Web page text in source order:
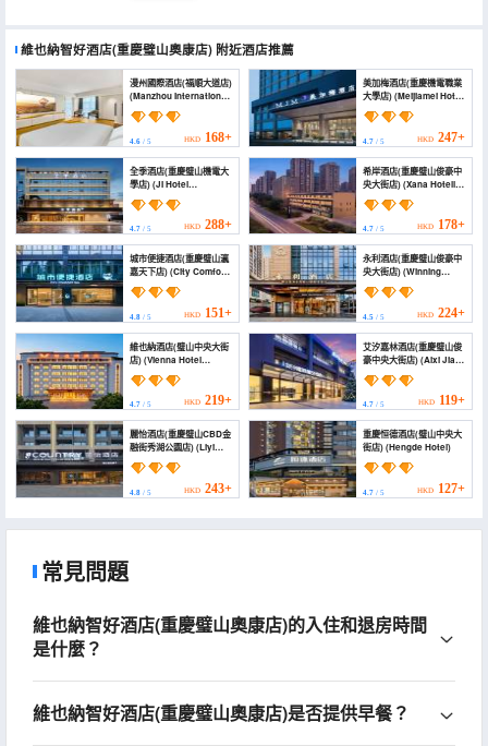
維也納智好酒店(重慶璧山奧康店) 附近酒店推薦
漫州國際酒店(福順大道店)
(Manzhou International
Hotel (Fushun
Avenue))
4.6 / 5 HKD 168+
美加梅酒店(重慶機電職業
大學店) (Meijiamei Hotel
(Lushan Mechanical
And Electrical School))
4.7/ 5 HKD 247+
全季酒店(重慶璧山機電大
學店) (JI Hotel
(Chongqing Bishan
Jidian University))
4.7 / 5 HKD 288+
希岸酒店(重慶璧山俊豪中
央大街店) (Xana Hotelle
(Junhao Central Street,
Bishan Chongqing))
4.7/ 5 HKD 178+
城市便捷酒店(重慶璧山瀛
嘉天下店) (City Comfort
Inn Hotel (Chongqing
Bishan Yingjia Tianxia))
4.8 / 5 HKD 151+
永利酒店(重慶璧山俊豪中
央大街店) (Winning
Hotel (Chongqing
Bishan Junhao Central
4.5/ 5 HKD 224+
維也納酒店(璧山中央大街
店) (Vienna Hotel
(Chongqing
BishanCentral Street ))
4.7 / 5 HKD 219+
艾汐嘉林酒店(重慶璧山俊
豪中央大街店) (Aixi Jialin
Hotel(Chongqing
Bishan Junhao Central
Street Store))
4.7/ 5 HKD 119+
麗怡酒店(重慶璧山CBD金
融街秀湖公園店) (Liyi
Hotel (Chongqing
Bishan CBD Financial
Street Xiuhu Park
Branch))
4.8 / 5 HKD 243+
重慶恒德酒店(璧山中央大
街店) (Hengde Hotel)
4.7/ 5 HKD 127+
常見問題
維也納智好酒店(重慶璧山奧康店)的入住和退房時間
是什麼？
維也納智好酒店(重慶璧山奧康店)是否提供早餐？